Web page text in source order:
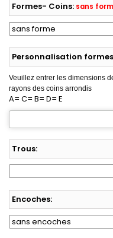
Formes- Coins: sans
Personnalisation formes
Veuillez entrer les dimensions
rayons des coins arrondis
A= C= B= D= E
Trous:
Encoches: